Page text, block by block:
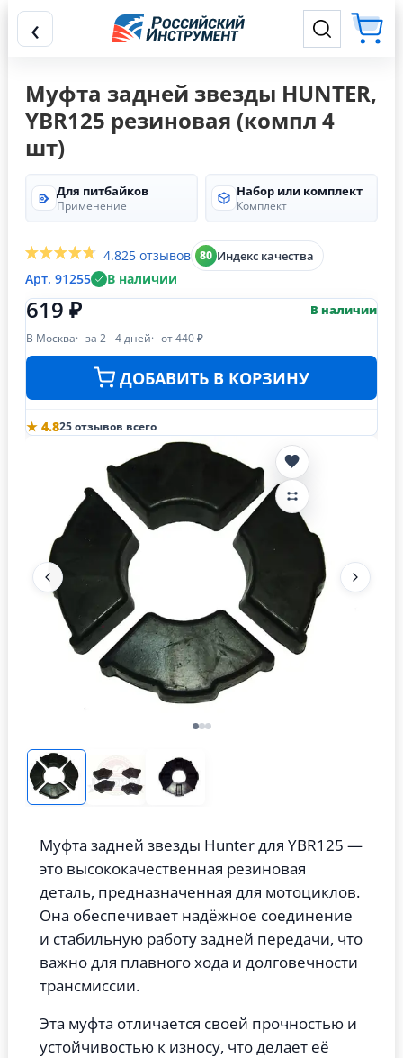
‹
Муфта задней звезды HUNTER,
YBR125 резиновая (компл 4
шт)
Для питбайков
Применение
Набор или комплект
Комплект
4.825 отзывов 80 Индекс качества
Арт. 91255 В наличии
619 ₽ В наличии
В Москва за 2 - 4 дней от 440 ₽
ДОБАВИТЬ В КОРЗИНУ
★ 4.825 отзывов всего
Муфта задней звезды Hunter для YBR125 —
это высококачественная резиновая
деталь, предназначенная для мотоциклов.
Она обеспечивает надёжное соединение
и стабильную работу задней передачи, что
важно для плавного хода и долговечности
трансмиссии.
Эта муфта отличается своей прочностью и
устойчивостью к износу, что делает её